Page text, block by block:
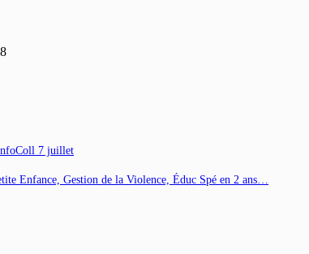
7 juillet
Enfance, Gestion de la Violence, Éduc Spé en 2 ans…